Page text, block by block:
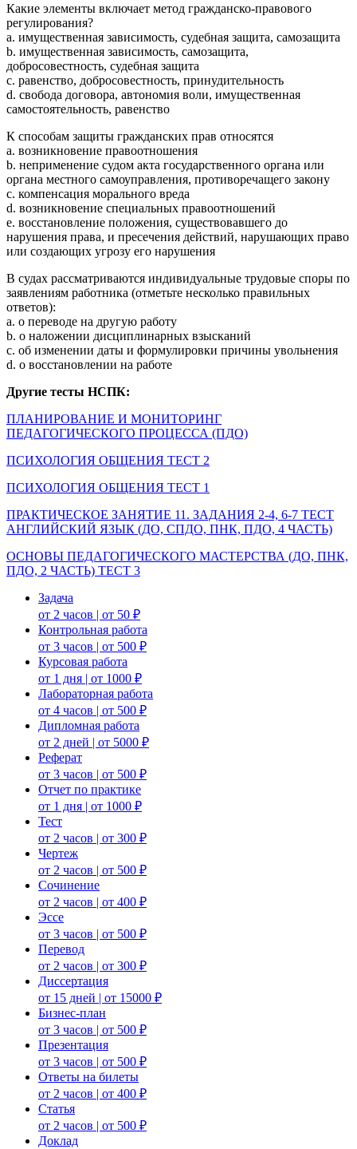
Какие элементы включает метод гражданско-правового
регулирования?
a. имущественная зависимость, судебная защита, самозащита
b. имущественная зависимость, самозащита,
добросовестность, судебная защита
c. равенство, добросовестность, принудительность
d. свобода договора, автономия воли, имущественная
самостоятельность, равенство
К способам защиты гражданских прав относятся
a. возникновение правоотношения
b. неприменение судом акта государственного органа или
органа местного самоуправления, противоречащего закону
c. компенсация морального вреда
d. возникновение специальных правоотношений
e. восстановление положения, существовавшего до
нарушения права, и пресечения действий, нарушающих право
или создающих угрозу его нарушения
В судах рассматриваются индивидуальные трудовые споры по
заявлениям работника (отметьте несколько правильных
ответов):
a. о переводе на другую работу
b. о наложении дисциплинарных взысканий
c. об изменении даты и формулировки причины увольнения
d. о восстановлении на работе
Другие тесты НСПК:
ПЛАНИРОВАНИЕ И МОНИТОРИНГ
ПЕДАГОГИЧЕСКОГО ПРОЦЕССА (ПДО)
ПСИХОЛОГИЯ ОБЩЕНИЯ ТЕСТ 2
ПСИХОЛОГИЯ ОБЩЕНИЯ ТЕСТ 1
ПРАКТИЧЕСКОЕ ЗАНЯТИЕ 11. ЗАДАНИЯ 2-4, 6-7 ТЕСТ
АНГЛИЙСКИЙ ЯЗЫК (ДО, СПДО, ПНК, ПДО, 4 ЧАСТЬ)
ОСНОВЫ ПЕДАГОГИЧЕСКОГО МАСТЕРСТВА (ДО, ПНК,
ПДО, 2 ЧАСТЬ) ТЕСТ 3
Задача
от 2 часов | от 50 ₽
Контрольная работа
от 3 часов | от 500 ₽
Курсовая работа
от 1 дня | от 1000 ₽
Лабораторная работа
от 4 часов | от 500 ₽
Дипломная работа
от 2 дней | от 5000 ₽
Реферат
от 3 часов | от 500 ₽
Отчет по практике
от 1 дня | от 1000 ₽
Тест
от 2 часов | от 300 ₽
Чертеж
от 2 часов | от 500 ₽
Сочинение
от 2 часов | от 400 ₽
Эссе
от 3 часов | от 500 ₽
Перевод
от 2 часов | от 300 ₽
Диссертация
от 15 дней | от 15000 ₽
Бизнес-план
от 3 часов | от 500 ₽
Презентация
от 3 часов | от 500 ₽
Ответы на билеты
от 2 часов | от 400 ₽
Статья
от 2 часов | от 500 ₽
Доклад